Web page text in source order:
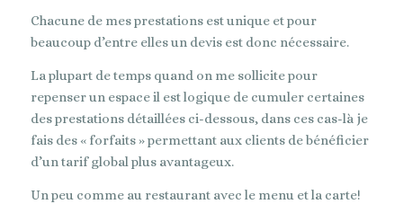
Chacune de mes prestations est unique et pour
beaucoup d’entre elles un devis est donc nécessaire.
La plupart de temps quand on me sollicite pour
repenser un espace il est logique de cumuler certaines
des prestations détaillées ci-dessous, dans ces cas-là je
fais des « forfaits » permettant aux clients de bénéficier
d’un tarif global plus avantageux.
Un peu comme au restaurant avec le menu et la carte!